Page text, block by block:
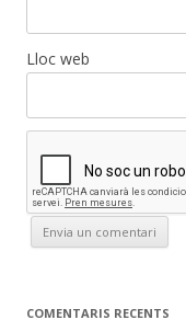
Lloc web
COMENTARIS RECENTS